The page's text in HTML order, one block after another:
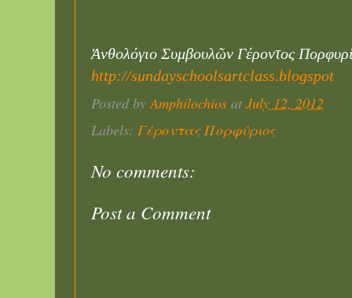
Ἀνθολόγιο Συμβουλῶν Γέροντος
http://sundayschoolsartclass.blogspot
Posted byAmphilochios at July 12, 2012
Labels: Γέροντας Πορφύριος
No comments:
Post a Comment